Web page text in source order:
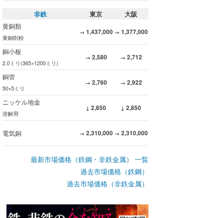
非鉄 東京
大阪
黄銅類
黄銅削粉
→ 1,437,000 → 1,377,000
銅小板
2.0ミリ(365×1200ミリ)
→ 2,580 → 2,712
銅管
50×5ミリ
→ 2,760 → 2,922
ニッケル地金
溶解用
↓ 2,850 ↓ 2,850
電気銅 → 2,310,000 → 2,310,000
最新市場価格（鉄鋼・非鉄金属） 一覧
過去市場価格（鉄鋼）
過去市場価格（非鉄金属）